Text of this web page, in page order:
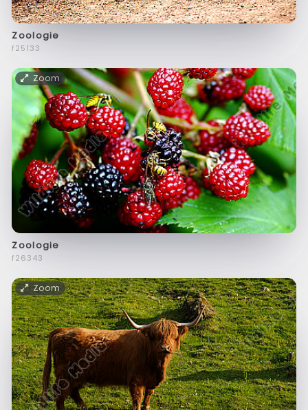
Zoologie
f25133
Zoom
Zoologie
f26343
Zoom